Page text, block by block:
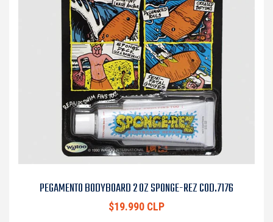
PEGAMENTO BODYBOARD 2 OZ SPONGE-REZ COD.7176
$19.990 CLP